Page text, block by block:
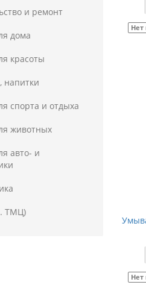
и ремонт
дома
красоты
напитки
спорта и отдыха
животных
авто- и
ТМЦ)
Нет
Нет